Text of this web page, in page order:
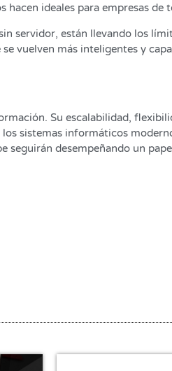
ideales para empresas de
servidor, están llevando los
vuelven más inteligentes y
Su escalabilidad,
sistemas informáticos
seguirán desempeñando un